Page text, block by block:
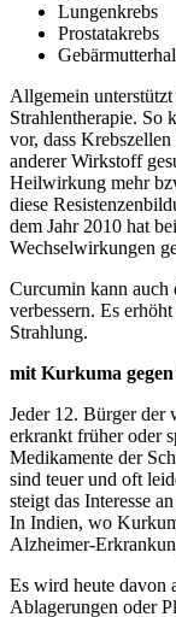
Lungenkrebs
Prostatakrebs
Allgemein
Strahlentherapie. So
vor, dass
anderer Wirkstoff
Heilwirkung mehr
diese
dem Jahr 2010 hat
Wechselwirkungen
Curcumin kann auch
verbessern. Es
Strahlung.
mit Kurkuma
Jeder 12. Bürger der
erkrankt früher oder
Medikamente der
sind teuer und oft
steigt das Interesse
In Indien, wo
Alzheimer-
Es wird heute davon
Ablagerungen oder